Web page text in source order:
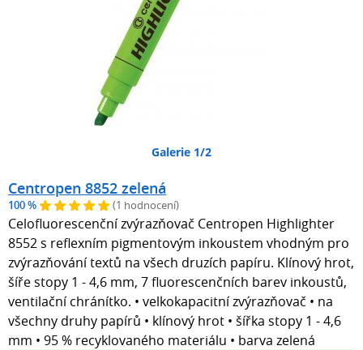
Galerie 1/2
Centropen 8852 zelená
100 % (1 hodnocení)
Celofluorescenční zvýrazňovač Centropen Highlighter
8552 s reflexním pigmentovým inkoustem vhodným pro
zvýrazňování textů na všech druzích papíru. Klínový hrot,
šíře stopy 1 - 4,6 mm, 7 fluorescenčních barev inkoustů,
ventilační chránítko. • velkokapacitní zvýrazňovač • na
všechny druhy papírů • klínový hrot • šířka stopy 1 - 4,6
mm • 95 % recyklovaného materiálu • barva zelená